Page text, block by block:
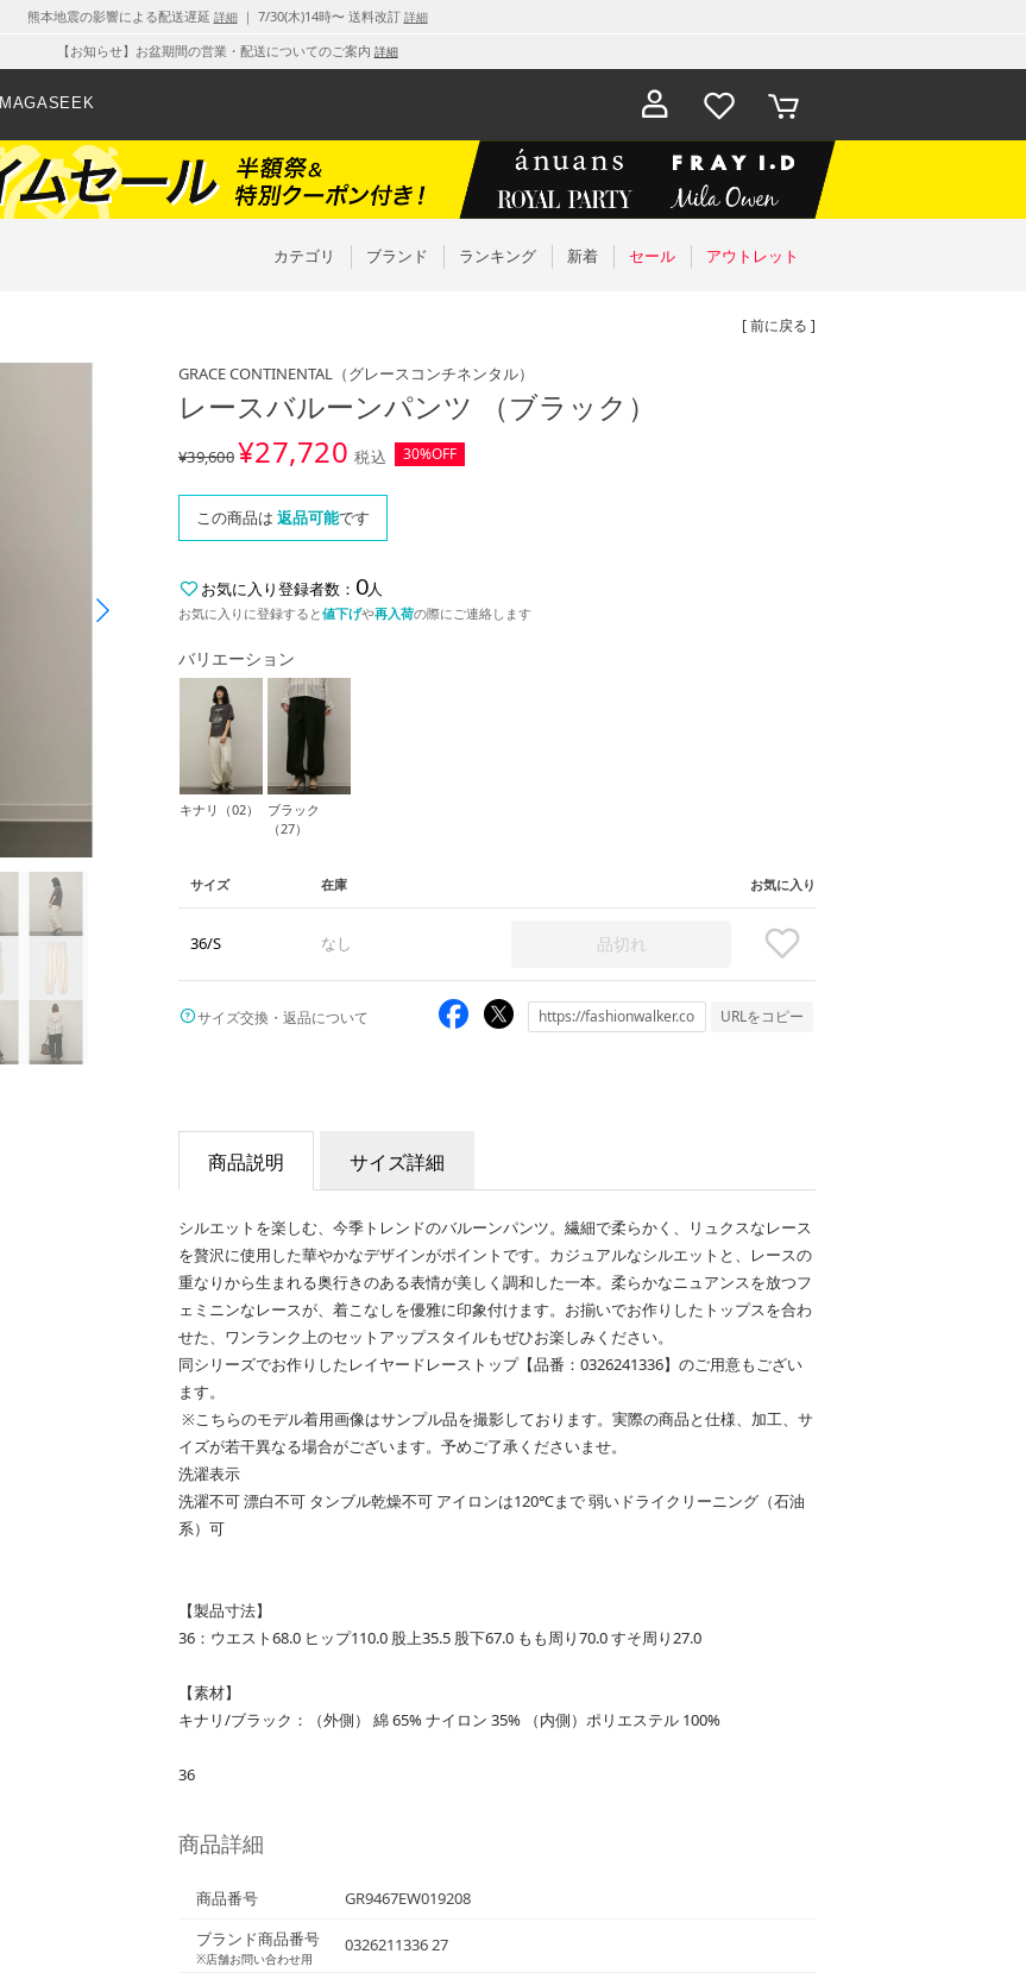
熊本地震の影響による配送遅延 詳細｜ 7/30(木)14時〜 送料改訂 詳細
【お知らせ】お盆期間の営業・配送についてのご案内 詳細
MAGASEEK
お気に入
り
カート
カテゴリ ブランド ランキング 新着 セール アウトレット
[ 前に戻る ]
GRACE CONTINENTAL （グレースコンチネンタル）
レースバルーンパンツ （ブラック）
¥39,600¥27,720 税込 30%OFF
この商品は 返品可能です
お気に入り登録者数： 0人
お気に入りに登録すると値下げや再入荷の際にご連絡します
バリエーション
キナリ（02）
ブラック
（27）
サイズ 在庫 お気に入り
36/S なし 品切れ
サイズ交換・返品について URLをコピー
商品説明 サイズ詳細
シルエットを楽しむ、今季トレンドのバルーンパンツ。繊細で柔らかく、リュクスなレース
を贅沢に使用した華やかなデザインがポイントです。カジュアルなシルエットと、レースの
重なりから生まれる奥行きのある表情が美しく調和した一本。柔らかなニュアンスを放つフ
ェミニンなレースが、着こなしを優雅に印象付けます。お揃いでお作りしたトップスを合わ
せた、ワンランク上のセットアップスタイルもぜひお楽しみください。
同シリーズでお作りしたレイヤードレーストップ【品番：0326241336】のご用意もござい
ます。
※こちらのモデル着用画像はサンプル品を撮影しております。実際の商品と仕様、加工、サ
イズが若干異なる場合がございます。予めご了承くださいませ。
洗濯表示
洗濯不可 漂白不可 タンブル乾燥不可 アイロンは120℃まで 弱いドライクリーニング（石油
系）可
【製品寸法】
36：ウエスト68.0 ヒップ110.0 股上35.5 股下67.0 もも周り70.0 すそ周り27.0
【素材】
キナリ/ブラック：（外側） 綿 65% ナイロン 35% （内側）ポリエステル 100%
36
商品詳細
商品番号
GR9467EW019208
ブランド商品番号
※店舗お問い合わせ用
0326211336 27